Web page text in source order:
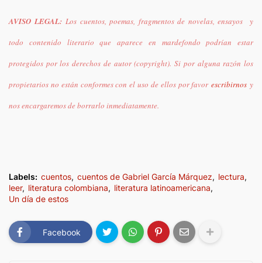
AVISO LEGAL:Los cuentos, poemas, fragmentos de novelas, ensayos y
todo contenido literario que aparece en mardefondo podrían estar
protegidos por los derechos de autor (copyright). Si por alguna razón los
propietarios no están conformes con el uso de ellos por favorescribirnos y
nos encargaremos de borrarlo inmediatamente.
Labels: cuentos cuentos de Gabriel García Márquez
lectura
leer
literatura colombiana
literatura latinoamericana
Un día de estos
Facebook